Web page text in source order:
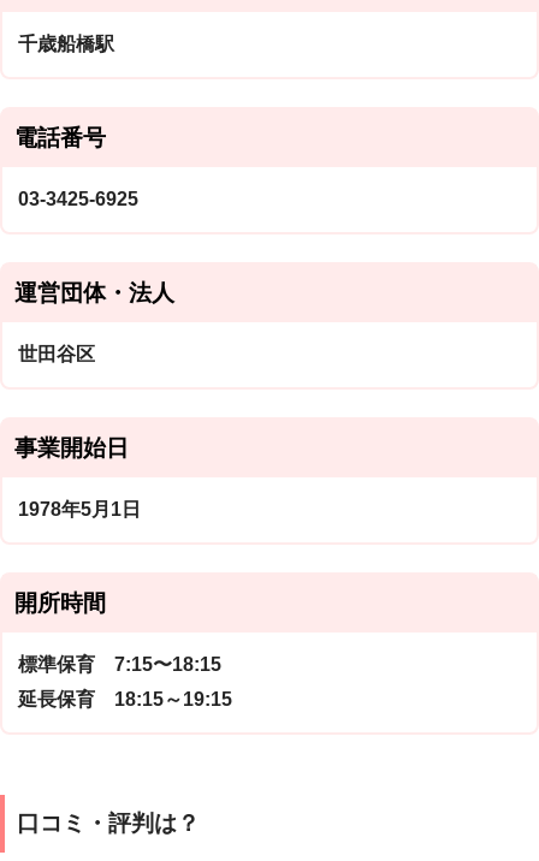
千歳船橋駅
電話番号
03-3425-6925
運営団体・法人
世田谷区
事業開始日
1978年5月1日
開所時間
標準保育 7:15〜18:15
延長保育 18:15～19:15
口コミ・評判は？